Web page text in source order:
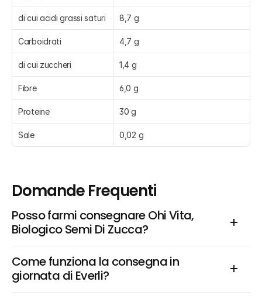
di cui acidi grassi saturi 8,7 g
Carboidrati 4,7 g
di cui zuccheri 1,4 g
Fibre 6,0 g
Proteine 30 g
Sale 0,02 g
Domande Frequenti
Posso farmi consegnare Ohi Vita,
Biologico Semi Di Zucca?
Come funziona la consegna in
giornata di Everli?